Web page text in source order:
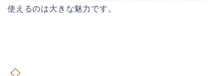
使えるのは大きな魅力です。